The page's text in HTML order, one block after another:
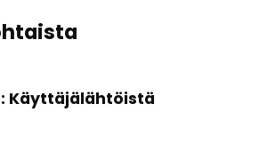
Käyttäjälähtöistä